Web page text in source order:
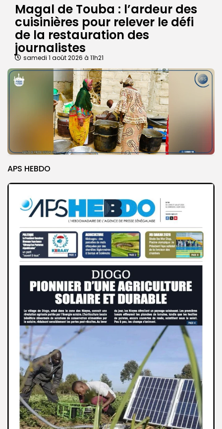
Magal de Touba : l’ardeur des
cuisinières pour relever le défi
de la restauration des
journalistes
samedi 1 août 2026 à 11h21
APS HEBDO